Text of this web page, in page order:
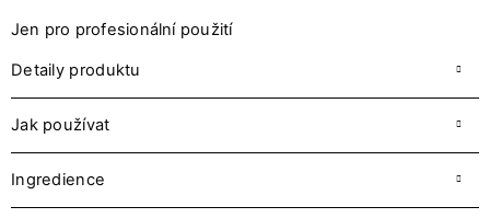
Jen pro profesionální použití
Detaily produktu
Jak používat
Ingredience